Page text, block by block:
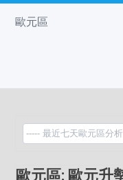
歐元區
歐元區: 歐元升